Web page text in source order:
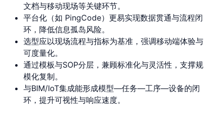
文档与移动现场等关键环节。
平台化（如 PingCode）更易实现数据贯通与流程闭
环，降低信息孤岛风险。
选型应以现场流程与指标为基准，强调移动端体验与
可度量化。
通过模板与SOP分层，兼顾标准化与灵活性，支撑规
模化复制。
与BIM/IoT集成能形成模型—任务—工序—设备的闭
环，提升可视性与响应速度。